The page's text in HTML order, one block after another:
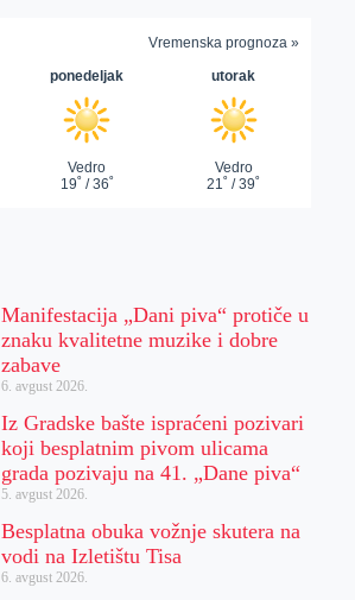
Manifestacija „Dani piva“ protiče u
znaku kvalitetne muzike i dobre
zabave
6. avgust 2026.
Iz Gradske bašte ispraćeni pozivari
koji besplatnim pivom ulicama
grada pozivaju na 41. „Dane piva“
5. avgust 2026.
Besplatna obuka vožnje skutera na
vodi na Izletištu Tisa
6. avgust 2026.